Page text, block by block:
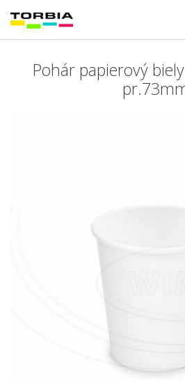
Pohár papierový